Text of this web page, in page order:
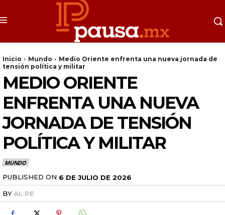
Inicio Mundo
Medio Oriente enfrenta una nueva jornada de
tensión política y militar
MEDIO ORIENTE
ENFRENTA UNA NUEVA
JORNADA DE TENSIÓN
POLÍTICA Y MILITAR
MUNDO
PUBLISHED ON 6 DE JULIO DE 2026
BYAL PE